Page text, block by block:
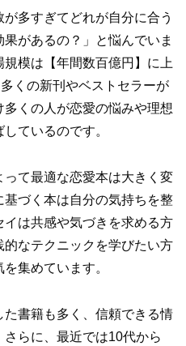
が多すぎてどれが自分に合う
があるの？」と悩んでいま
模は【年間数百億円】に上
くの新刊やベストセラーが
くの人が恋愛の悩みや理想
ているのです。
て最適な恋愛本は大きく変
づく本は自分の気持ちを整
は共感や気づきを求める方
なテクニックを学びたい方
集めています。
書籍も多く、信頼できる情
らに、最近では10代から